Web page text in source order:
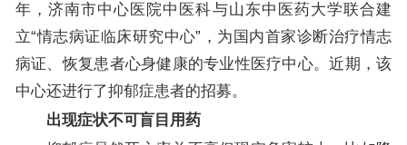
年，济南市中心医院中医科与山东中医药大学联合建
立“情志病证临床研究中心”，为国内首家诊断治疗情志
病证、恢复患者心身健康的专业性医疗中心。近期，该
中心还进行了抑郁症患者的招募。
出现症状不可盲目用药